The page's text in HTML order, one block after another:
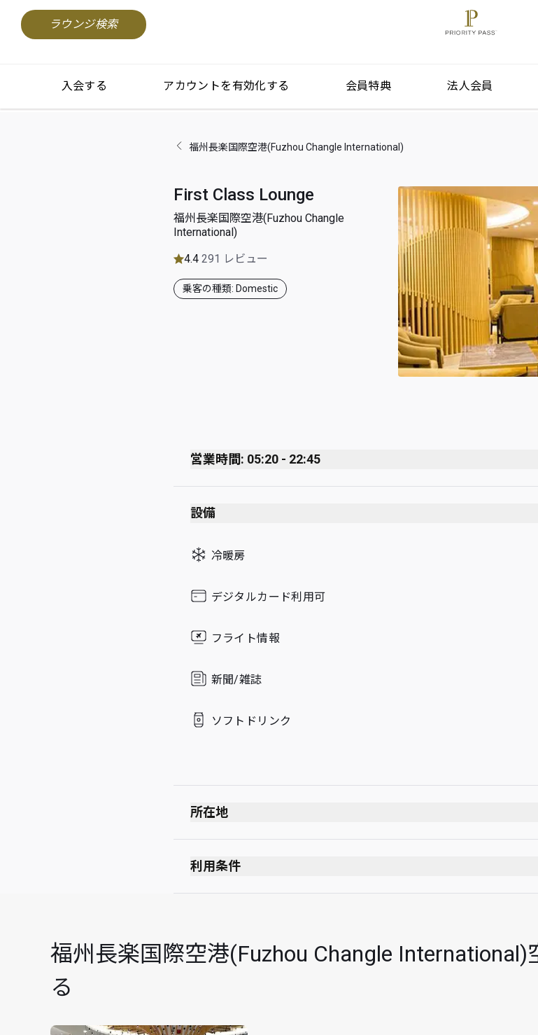
ラウンジ検索
入会する アカウントを有効化する 会員特典 法人会員
福州長楽国際空港(Fuzhou Changle International)
First Class Lounge
福州長楽国際空港(Fuzhou Changle
International)
4.4 291 レビュー
乗客の種類: Domestic
営業時間: 05:20 - 22:45
Monday
Tuesday
Thursday
Friday
Sunday
設備
冷暖房
デジタルカード利用可
フライト情報
新聞/雑誌
ソフトドリンク
所在地
利用条件
福州長楽国際空港(Fuzhou Changle
る